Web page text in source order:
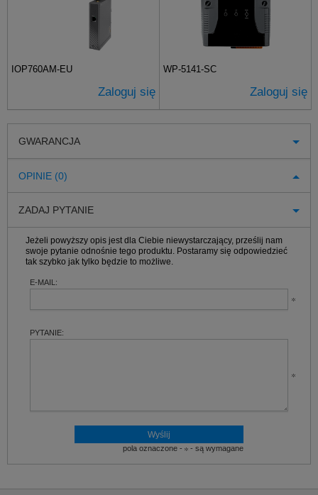
IOP760AM-EU
Zaloguj się
WP-5141-SC
Zaloguj się
GWARANCJA
OPINIE (0)
ZADAJ PYTANIE
Jeżeli powyższy opis jest dla Ciebie niewystarczający, prześlij nam
swoje pytanie odnośnie tego produktu. Postaramy się odpowiedzieć
tak szybko jak tylko będzie to możliwe.
E-MAIL:
PYTANIE:
pola oznaczone - - są wymagane